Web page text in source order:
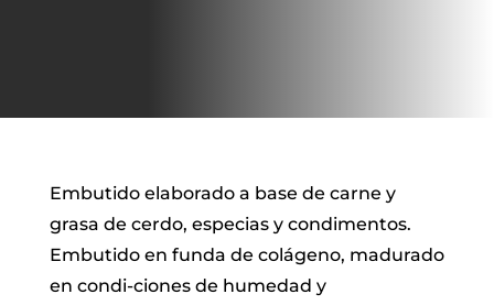
Embutido elaborado a base de carne y
grasa de cerdo, especias y condimentos.
Embutido en funda de colágeno, madurado
en condi-ciones de humedad y